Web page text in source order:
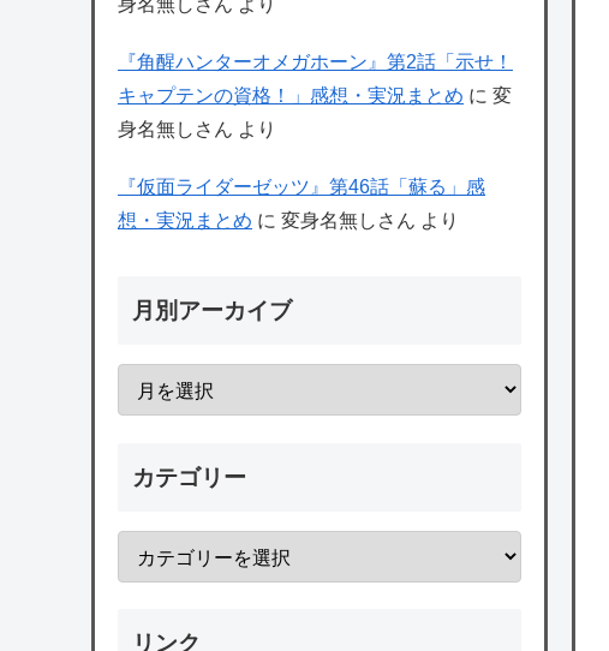
身名無しさん より
『角醒ハンターオメガホーン』第2話「示せ！
キャプテンの資格！」感想・実況まとめ に 変
身名無しさん より
『仮面ライダーゼッツ』第46話「蘇る」感
想・実況まとめ に 変身名無しさん より
月別アーカイブ
カテゴリー
リンク